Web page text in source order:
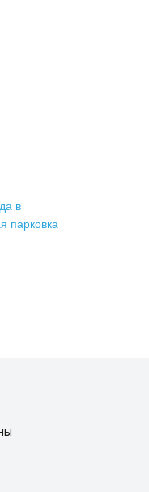
в
парковка